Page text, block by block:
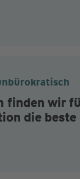
finden wir
die beste